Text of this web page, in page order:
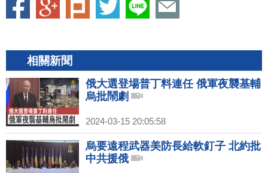
相關新聞
俄大選登場普丁料連任 俄軍夜襲基輔
烏批鬧劇
2024-03-15 20:05:58
烏要遠程武器美防長給軟釘子 北約批
中共援俄